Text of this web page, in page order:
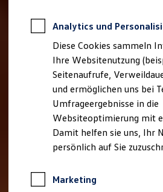
Professional Class
Behörden
Direktkunden
Sonderfahrzeuge
Anpfiff zum Gewinn
Elektromobilität
Elektroautos
ID. Tutorials
Elektrofahrzeugkonzepte
ID. EVERY1
Reichweite
Rekuperation
Analytics und
Diese Cookies sammeln
Ihre Websitenutzung
Seitenaufrufe,
und ermöglichen uns bei
Umfrageergebnisse in die
Websiteoptimierung mit
Damit helfen sie uns, Ihr
persönlich auf Sie
Marketing